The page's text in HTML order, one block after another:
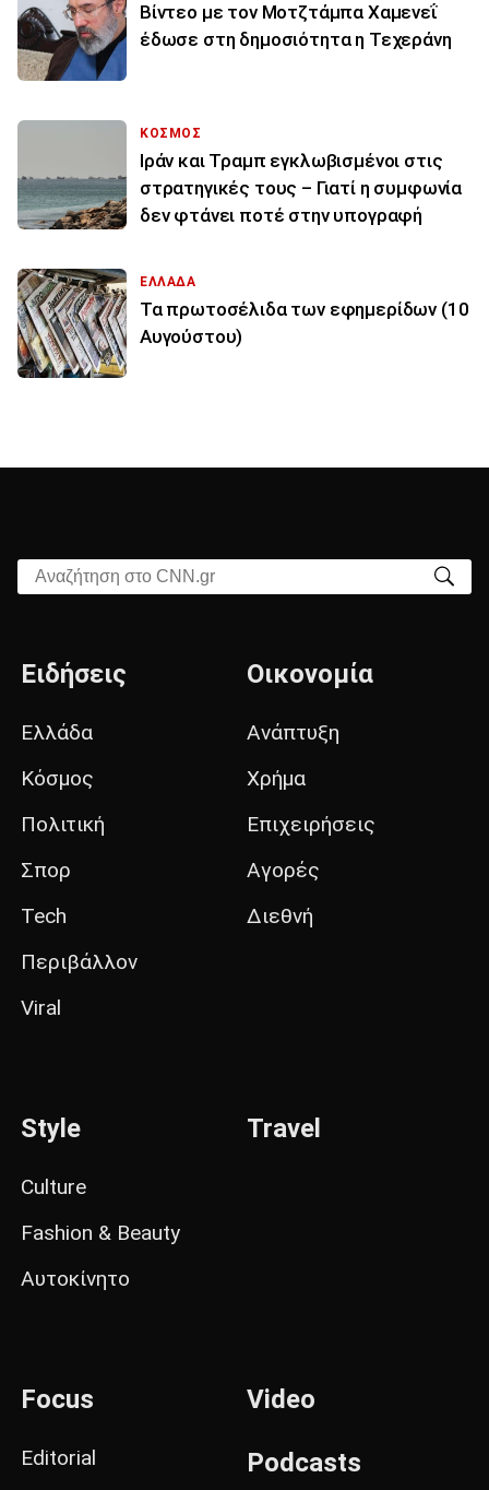
Βίντεο με τον Μοτζτάμπα Χαμενεΐ
έδωσε στη δημοσιότητα η Τεχεράνη
ΚΟΣΜΟΣ
Ιράν και Τραμπ εγκλωβισμένοι στις
στρατηγικές τους – Γιατί η συμφωνία
δεν φτάνει ποτέ στην υπογραφή
ΕΛΛΑΔΑ
Τα πρωτοσέλιδα των εφημερίδων (10
Αυγούστου)
Αναζήτηση στο CNN.gr
Ειδήσεις
Ελλάδα
Κόσμος
Πολιτική
Σπορ
Tech
Περιβάλλον
Viral
Οικονομία
Ανάπτυξη
Χρήμα
Επιχειρήσεις
Αγορές
Διεθνή
Style
Culture
Fashion & Beauty
Αυτοκίνητο
Travel
Focus
Editorial
Video
Podcasts